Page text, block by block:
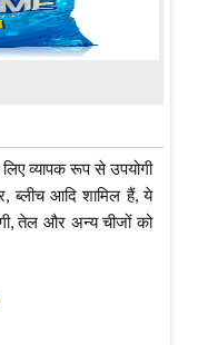
व्यापक रूप से उपयोगी
ब्लीच आदि शामिल हैं, ये
तेल और अन्य चीजों को